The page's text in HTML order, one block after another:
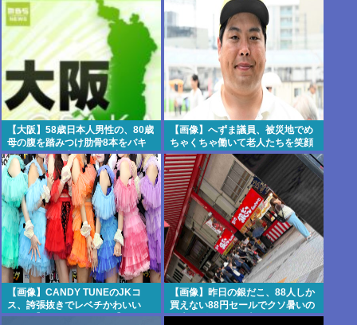
い」東名高速で「死の恐怖」約1.7
キロの追突！
【大阪】58歳日本人男性の、80歳
母の腹を踏みつけ肋骨8本をバキ
バキにして殺害。子供を産んだ結
末がこれなら少子化仕方ないね
【画像】へずま議員、被災地でめ
ちゃくちゃ働いて老人たちを笑顔
にしてしまうww
【画像】CANDY TUNEのJKコ
ス、誇張抜きでレベチかわいい
www 【Pickup08082959】
【画像】昨日の銀だこ、88人しか
買えない88円セールでクソ暑いの
に大行列をなす日本人がこれwww